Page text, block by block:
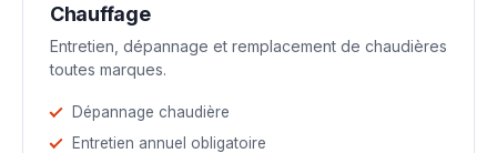
Chauffage
Entretien, dépannage et remplacement de chaudières
toutes marques.
Dépannage chaudière
Entretien annuel obligatoire